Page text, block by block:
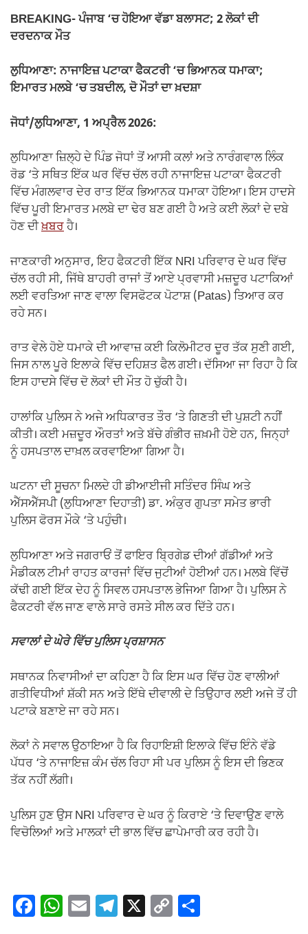
e
b
o
o
s
A
p
p
gr
m
y
n
k
e
BREAKING- ਪੰਜਾਬ ‘ਚ ਹੋਇਆ ਵੱਡਾ ਬਲਾਸਟ; 2 ਲੋਕਾਂ ਦੀ
ਦਰਦਨਾਕ ਮੌਤ
ਲੁਧਿਆਣਾ: ਨਾਜਾਇਜ਼ ਪਟਾਕਾ ਫੈਕਟਰੀ ‘ਚ ਭਿਆਨਕ ਧਮਾਕਾ;
ਇਮਾਰਤ ਮਲਬੇ ‘ਚ ਤਬਦੀਲ, ਦੋ ਮੌਤਾਂ ਦਾ ਖ਼ਦਸ਼ਾ
ਜੋਧਾਂ/ਲੁਧਿਆਣਾ, 1 ਅਪ੍ਰੈਲ 2026:
ਲੁਧਿਆਣਾ ਜ਼ਿਲ੍ਹੇ ਦੇ ਪਿੰਡ ਜੋਧਾਂ ਤੋਂ ਆਸੀ ਕਲਾਂ ਅਤੇ ਨਾਰੰਗਵਾਲ ਲਿੰਕ
ਰੋਡ ‘ਤੇ ਸਥਿਤ ਇੱਕ ਘਰ ਵਿੱਚ ਚੱਲ ਰਹੀ ਨਾਜਾਇਜ਼ ਪਟਾਕਾ ਫੈਕਟਰੀ
ਵਿੱਚ ਮੰਗਲਵਾਰ ਦੇਰ ਰਾਤ ਇੱਕ ਭਿਆਨਕ ਧਮਾਕਾ ਹੋਇਆ। ਇਸ ਹਾਦਸੇ
ਵਿੱਚ ਪੂਰੀ ਇਮਾਰਤ ਮਲਬੇ ਦਾ ਢੇਰ ਬਣ ਗਈ ਹੈ ਅਤੇ ਕਈ ਲੋਕਾਂ ਦੇ ਦਬੇ
ਹੋਣ ਦੀਖ਼ਬਰਹੈ।
ਜਾਣਕਾਰੀ ਅਨੁਸਾਰ, ਇਹ ਫੈਕਟਰੀ ਇੱਕ NRI ਪਰਿਵਾਰ ਦੇ ਘਰ ਵਿੱਚ
ਚੱਲ ਰਹੀ ਸੀ, ਜਿੱਥੇ ਬਾਹਰੀ ਰਾਜਾਂ ਤੋਂ ਆਏ ਪ੍ਰਵਾਸੀ ਮਜ਼ਦੂਰ ਪਟਾਕਿਆਂ
ਲਈ ਵਰਤਿਆ ਜਾਣ ਵਾਲਾ ਵਿਸਫੋਟਕ ਪੋਟਾਸ਼ (Patas) ਤਿਆਰ ਕਰ
ਰਹੇ ਸਨ।
ਰਾਤ ਵੇਲੇ ਹੋਏ ਧਮਾਕੇ ਦੀ ਆਵਾਜ਼ ਕਈ ਕਿਲੋਮੀਟਰ ਦੂਰ ਤੱਕ ਸੁਣੀ ਗਈ,
ਜਿਸ ਨਾਲ ਪੂਰੇ ਇਲਾਕੇ ਵਿੱਚ ਦਹਿਸ਼ਤ ਫੈਲ ਗਈ। ਦੱਸਿਆ ਜਾ ਰਿਹਾ ਹੈ ਕਿ
ਇਸ ਹਾਦਸੇ ਵਿੱਚ ਦੋ ਲੋਕਾਂ ਦੀ ਮੌਤ ਹੋ ਚੁੱਕੀ ਹੈ।
ਹਾਲਾਂਕਿ ਪੁਲਿਸ ਨੇ ਅਜੇ ਅਧਿਕਾਰਤ ਤੌਰ ‘ਤੇ ਗਿਣਤੀ ਦੀ ਪੁਸ਼ਟੀ ਨਹੀਂ
ਕੀਤੀ। ਕਈ ਮਜ਼ਦੂਰ ਔਰਤਾਂ ਅਤੇ ਬੱਚੇ ਗੰਭੀਰ ਜ਼ਖ਼ਮੀ ਹੋਏ ਹਨ, ਜਿਨ੍ਹਾਂ
ਨੂੰ ਹਸਪਤਾਲ ਦਾਖ਼ਲ ਕਰਵਾਇਆ ਗਿਆ ਹੈ।
ਘਟਨਾ ਦੀ ਸੂਚਨਾ ਮਿਲਦੇ ਹੀ ਡੀਆਈਜੀ ਸਤਿੰਦਰ ਸਿੰਘ ਅਤੇ
ਐੱਸਐੱਸਪੀ (ਲੁਧਿਆਣਾ ਦਿਹਾਤੀ) ਡਾ. ਅੰਕੁਰ ਗੁਪਤਾ ਸਮੇਤ ਭਾਰੀ
ਪੁਲਿਸ ਫੋਰਸ ਮੌਕੇ ‘ਤੇ ਪਹੁੰਚੀ।
ਲੁਧਿਆਣਾ ਅਤੇ ਜਗਰਾਓਂ ਤੋਂ ਫਾਇਰ ਬ੍ਰਿਗੇਡ ਦੀਆਂ ਗੱਡੀਆਂ ਅਤੇ
ਮੈਡੀਕਲ ਟੀਮਾਂ ਰਾਹਤ ਕਾਰਜਾਂ ਵਿੱਚ ਜੁਟੀਆਂ ਹੋਈਆਂ ਹਨ। ਮਲਬੇ ਵਿੱਚੋਂ
ਕੱਢੀ ਗਈ ਇੱਕ ਦੇਹ ਨੂੰ ਸਿਵਲ ਹਸਪਤਾਲ ਭੇਜਿਆ ਗਿਆ ਹੈ। ਪੁਲਿਸ ਨੇ
ਫੈਕਟਰੀ ਵੱਲ ਜਾਣ ਵਾਲੇ ਸਾਰੇ ਰਸਤੇ ਸੀਲ ਕਰ ਦਿੱਤੇ ਹਨ।
ਸਵਾਲਾਂ ਦੇ ਘੇਰੇ ਵਿੱਚ ਪੁਲਿਸ ਪ੍ਰਸ਼ਾਸਨ
ਸਥਾਨਕ ਨਿਵਾਸੀਆਂ ਦਾ ਕਹਿਣਾ ਹੈ ਕਿ ਇਸ ਘਰ ਵਿੱਚ ਹੋਣ ਵਾਲੀਆਂ
ਗਤੀਵਿਧੀਆਂ ਸ਼ੱਕੀ ਸਨ ਅਤੇ ਇੱਥੇ ਦੀਵਾਲੀ ਦੇ ਤਿਉਹਾਰ ਲਈ ਅਜੇ ਤੋਂ ਹੀ
ਪਟਾਕੇ ਬਣਾਏ ਜਾ ਰਹੇ ਸਨ।
ਲੋਕਾਂ ਨੇ ਸਵਾਲ ਉਠਾਇਆ ਹੈ ਕਿ ਰਿਹਾਇਸ਼ੀ ਇਲਾਕੇ ਵਿੱਚ ਇੰਨੇ ਵੱਡੇ
ਪੱਧਰ ‘ਤੇ ਨਾਜਾਇਜ਼ ਕੰਮ ਚੱਲ ਰਿਹਾ ਸੀ ਪਰ ਪੁਲਿਸ ਨੂੰ ਇਸ ਦੀ ਭਿਣਕ
ਤੱਕ ਨਹੀਂ ਲੱਗੀ।
ਪੁਲਿਸ ਹੁਣ ਉਸ NRI ਪਰਿਵਾਰ ਦੇ ਘਰ ਨੂੰ ਕਿਰਾਏ ‘ਤੇ ਦਿਵਾਉਣ ਵਾਲੇ
ਵਿਚੋਲਿਆਂ ਅਤੇ ਮਾਲਕਾਂ ਦੀ ਭਾਲ ਵਿੱਚ ਛਾਪੇਮਾਰੀ ਕਰ ਰਹੀ ਹੈ।
F W E T X C